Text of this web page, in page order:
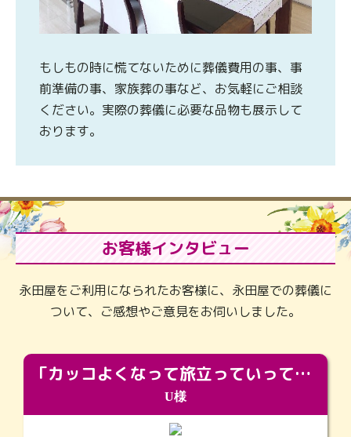
もしもの時に慌てないために葬儀費用の事、事
前準備の事、家族葬の事など、お気軽にご相談
ください。実際の葬儀に必要な品物も展示して
おります。
お客様インタビュー
永田屋をご利用になられたお客様に、永田屋での葬儀に
ついて、ご感想やご意見をお伺いしました。
「カッコよくなって旅立っていってくれました（笑）もっとカッコいいって言ってあげればよかったな」
U様